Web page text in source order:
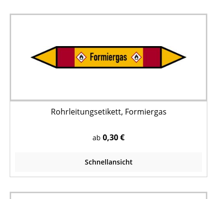
Rohrleitungsetikett, Formiergas
ab 0,30 €
Schnellansicht